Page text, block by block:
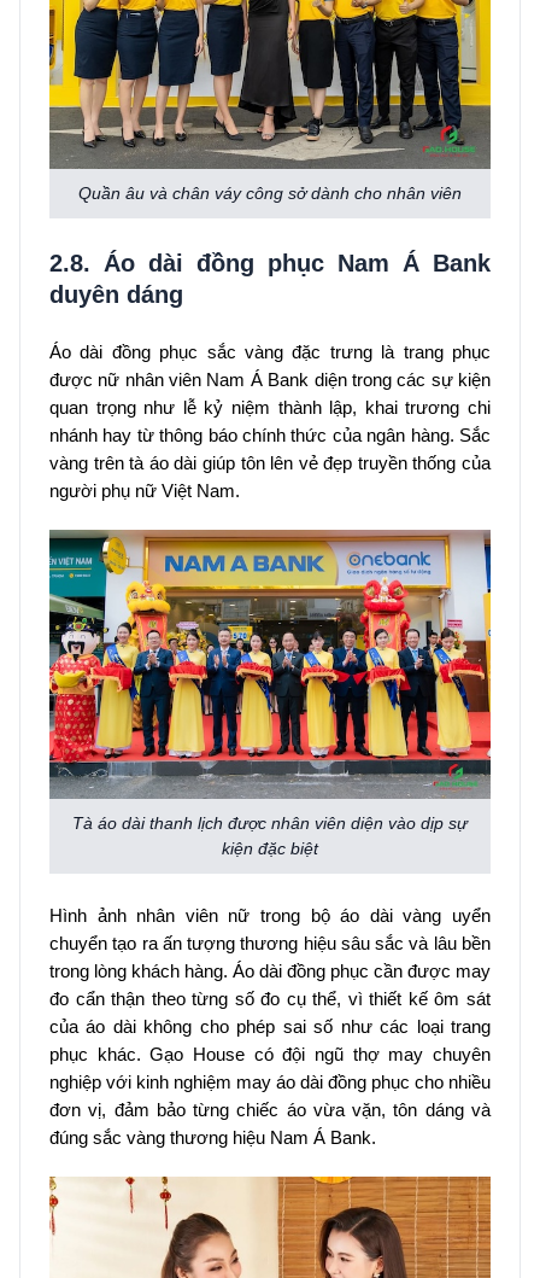
Quần âu và chân váy công sở dành cho nhân viên
2.8. Áo dài đồng phục Nam Á Bank
duyên dáng
Áo dài đồng phục sắc vàng đặc trưng là trang phục
được nữ nhân viên Nam Á Bank diện trong các sự kiện
quan trọng như lễ kỷ niệm thành lập, khai trương chi
nhánh hay từ thông báo chính thức của ngân hàng. Sắc
vàng trên tà áo dài giúp tôn lên vẻ đẹp truyền thống của
người phụ nữ Việt Nam.
Tà áo dài thanh lịch được nhân viên diện vào dịp sự
kiện đặc biệt
Hình ảnh nhân viên nữ trong bộ áo dài vàng uyển
chuyển tạo ra ấn tượng thương hiệu sâu sắc và lâu bền
trong lòng khách hàng. Áo dài đồng phục cần được may
đo cẩn thận theo từng số đo cụ thể, vì thiết kế ôm sát
của áo dài không cho phép sai số như các loại trang
phục khác. Gạo House có đội ngũ thợ may chuyên
nghiệp với kinh nghiệm may áo dài đồng phục cho nhiều
đơn vị, đảm bảo từng chiếc áo vừa vặn, tôn dáng và
đúng sắc vàng thương hiệu Nam Á Bank.